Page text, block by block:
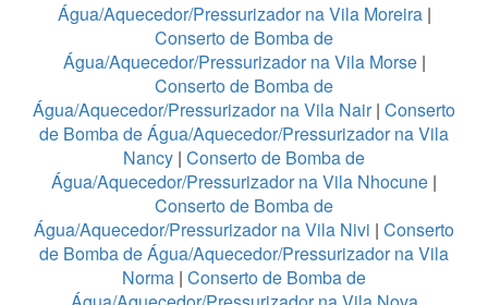
Água/Aquecedor/Pressurizador na Vila Moreira|
Conserto de Bomba de
Água/Aquecedor/Pressurizador na Vila Morse|
Conserto de Bomba de
Água/Aquecedor/Pressurizador na Vila Nair| Conserto
de Bomba de Água/Aquecedor/Pressurizador na Vila
Nancy | Conserto de Bomba de
Água/Aquecedor/Pressurizador na Vila Nhocune |
Conserto de Bomba de
Água/Aquecedor/Pressurizador na Vila Nivi | Conserto
de Bomba de Água/Aquecedor/Pressurizador na Vila
Norma | Conserto de Bomba de